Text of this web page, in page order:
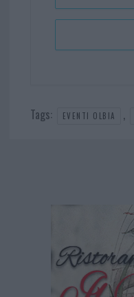
Tags: EVENTI OLBIA ,